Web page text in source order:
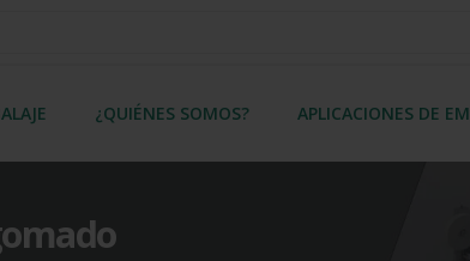
¿QUIÉNES SOMOS? APLICACIONES DE